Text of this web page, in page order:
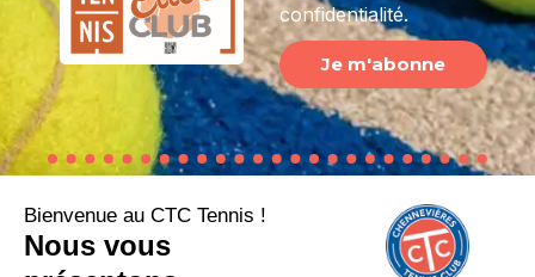
confidentialité.
Je m'abonne